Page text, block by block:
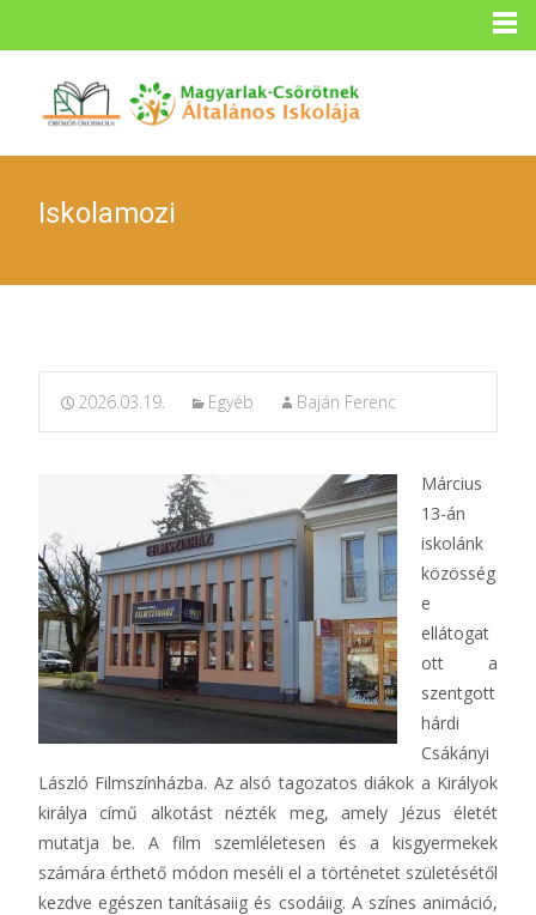
Iskolamozi
2026.03.19. Egyéb Baján Ferenc
Március
13-án
iskolánk
közösség
e
ellátogat
ott a
szentgott
hárdi
Csákányi
László Filmszínházba. Az alsó tagozatos diákok a Királyok
királya című alkotást nézték meg, amely Jézus életét
mutatja be. A film szemléletesen és a kisgyermekek
számára érthető módon meséli el a történetet születésétől
kezdve egészen tanításaiig és csodáiig. A színes animáció,